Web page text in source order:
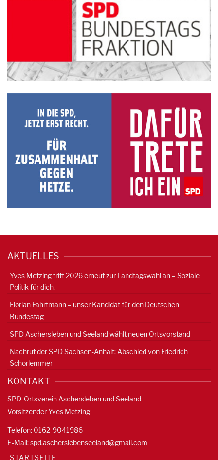
AKTUELLES
Yves Metzing tritt 2026 erneut zur Landtagswahl an – Soziale
Politik für dich.
Florian Fahrtmann – unser Kandidat für den Deutschen
Bundestag
SPD Aschersleben und Seeland wählt neuen Ortsvorstand
Nachruf der SPD Sachsen-Anhalt: Abschied von Friedrich
Schorlemmer
KONTAKT
SPD-Ortsverein Aschersleben und Seeland
Vorsitzender Yves Metzing
Telefon: 0162-9041986
E-Mail:spd.ascherslebenseeland@gmail.com
STARTSEITE